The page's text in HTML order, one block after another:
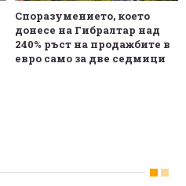
Споразумението, което
донесе на Гибралтар над
240% ръст на продажбите в
евро само за две седмици